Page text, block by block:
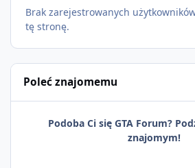
Brak zarejestrowanych
tę stronę.
Poleć znajomemu
Podoba Ci się GTA Forum?
znajomym!